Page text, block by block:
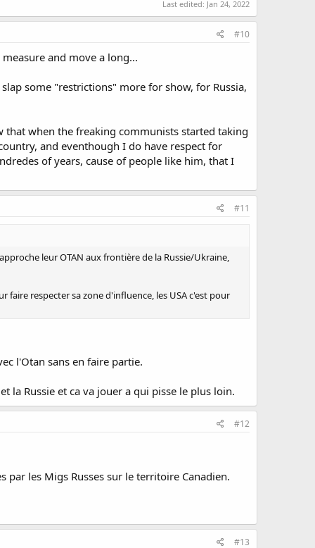
Last edited: Jan 24, 2022
#10
and move a long...
some "restrictions" more for show, for Russia,
when the freaking communists started taking
and eventhough I do have respect for
of years, cause of people like him, that I
#11
leur OTAN aux frontière de la Russie/Ukraine,
faire respecter sa zone d'influence, les USA c'est pour
l'Otan sans en faire partie.
la Russie et ca va jouer a qui pisse le plus loin.
#12
par les Migs Russes sur le territoire Canadien.
#13